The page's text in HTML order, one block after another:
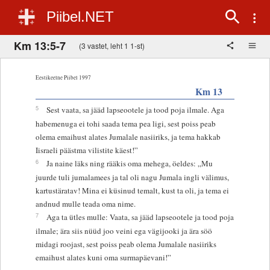
Piibel.NET
Km 13:5-7 (3 vastet, leht 1 1-st)
Eestikeelne Piibel 1997
Km 13
5
Sest vaata, sa jääd lapseootele ja tood poja ilmale. Aga
habemenuga ei tohi saada tema pea ligi, sest poiss peab
olema emaihust alates Jumalale nasiiriks, ja tema hakkab
Iisraeli päästma vilistite käest!”
6
Ja naine läks ning rääkis oma mehega, öeldes: „Mu
juurde tuli jumalamees ja tal oli nagu Jumala ingli välimus,
kartustäratav! Mina ei küsinud temalt, kust ta oli, ja tema ei
andnud mulle teada oma nime.
7
Aga ta ütles mulle: Vaata, sa jääd lapseootele ja tood poja
ilmale; ära siis nüüd joo veini ega vägijooki ja ära söö
midagi roojast, sest poiss peab olema Jumalale nasiiriks
emaihust alates kuni oma surmapäevani!”